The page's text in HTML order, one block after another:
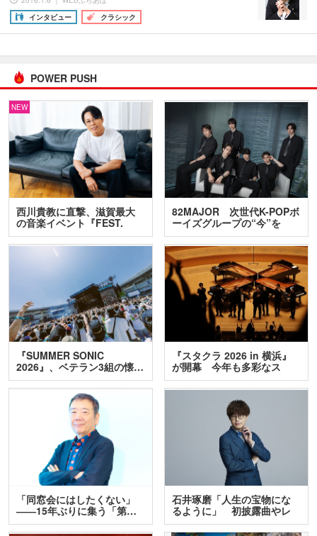
インタビュー
クラシック
POWER PUSH
NEW
西川貴教に直撃、滋賀最大
の音楽イベント『FEST.
INA…
82MAJOR 次世代K-POPボ
ーイズグループの“今”を
訊…
『SUMMER SONIC
2026』、ベテラン3組の懐…
『スタクラ 2026 in 横浜』
が開幕 今年も多彩なス
テ…
「同窓会にはしたくない」
――15年ぶりに集う「第…
石井琢磨「人生の宝物にな
るように」 初披露曲やレ
ア…